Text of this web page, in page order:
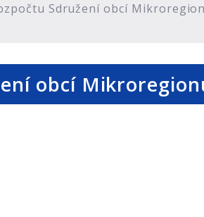
Sdružení obcí
obcí